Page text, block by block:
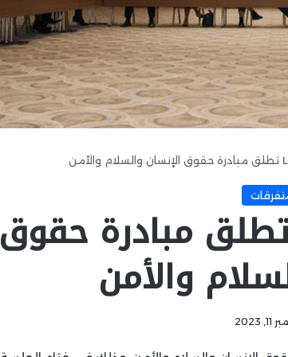
منظمة LOUDER تطلق مبادرة حقوق
والأمن
2023